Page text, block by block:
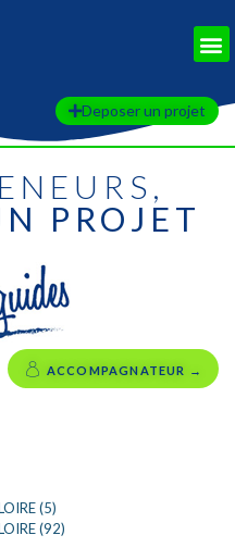
Deposer un projet
AUX FILTRES
PROJET
ACCOMPAGNATEUR →
(5)
(92)